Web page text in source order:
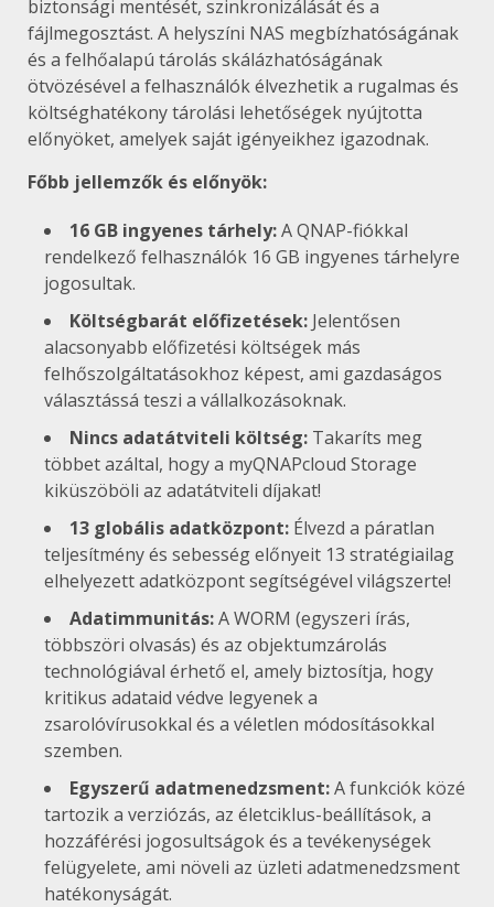
biztonsági mentését, szinkronizálását és a
fájlmegosztást. A helyszíni NAS megbízhatóságának
és a felhőalapú tárolás skálázhatóságának
ötvözésével a felhasználók élvezhetik a rugalmas és
költséghatékony tárolási lehetőségek nyújtotta
előnyöket, amelyek saját igényeikhez igazodnak.
Főbb jellemzők és előnyök:
16 GB ingyenes tárhely:A QNAP-fiókkal
rendelkező felhasználók 16 GB ingyenes tárhelyre
jogosultak.
Költségbarát előfizetések: Jelentősen
alacsonyabb előfizetési költségek más
felhőszolgáltatásokhoz képest, ami gazdaságos
választássá teszi a vállalkozásoknak.
Nincs adatátviteli költség: Takaríts meg
többet azáltal, hogy a myQNAPcloud Storage
kiküszöböli az adatátviteli díjakat!
13 globális adatközpont: Élvezd a páratlan
teljesítmény és sebesség előnyeit 13 stratégiailag
elhelyezett adatközpont segítségével világszerte!
Adatimmunitás:A WORM (egyszeri írás,
többszöri olvasás) és az objektumzárolás
technológiával érhető el, amely biztosítja, hogy
kritikus adataid védve legyenek a
zsarolóvírusokkal és a véletlen módosításokkal
szemben.
Egyszerű adatmenedzsment:A funkciók közé
tartozik a verziózás, az életciklus-beállítások, a
hozzáférési jogosultságok és a tevékenységek
felügyelete, ami növeli az üzleti adatmenedzsment
hatékonyságát.